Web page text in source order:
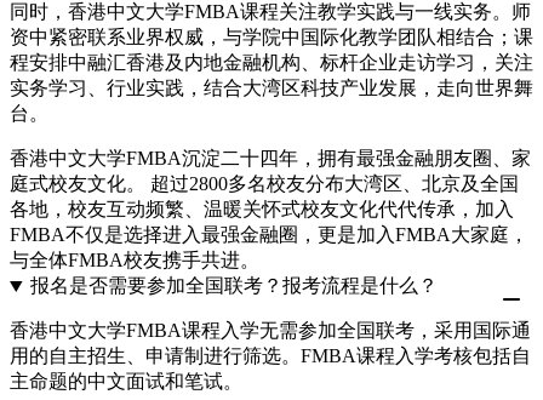
同时，香港中文大学FMBA课程关注教学实践与一线实务。师
资中紧密联系业界权威，与学院中国际化教学团队相结合；课
程安排中融汇香港及内地金融机构、标杆企业走访学习，关注
实务学习、行业实践，结合大湾区科技产业发展，走向世界舞
台。
香港中文大学FMBA沉淀二十四年，拥有最强金融朋友圈、家
庭式校友文化。 超过2800多名校友分布大湾区、北京及全国
各地，校友互动频繁、温暖关怀式校友文化代代传承，加入
FMBA不仅是选择进入最强金融圈，更是加入FMBA大家庭，
与全体FMBA校友携手共进。
报名是否需要参加全国联考？报考流程是什么？
香港中文大学FMBA课程入学无需参加全国联考，采用国际通
用的自主招生、申请制进行筛选。FMBA课程入学考核包括自
主命题的中文面试和笔试。